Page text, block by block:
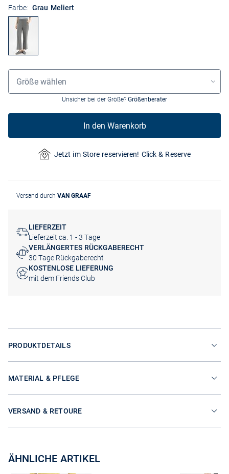
Farbe: Grau Meliert
Größenauswahl
Größe wählen
Unsicher bei der Größe? Größenberater
In den Warenkorb
Jetzt im Store reservieren! Click & Reserve
Versand durch VAN GRAAF
LIEFERZEIT
Lieferzeit ca. 1 - 3 Tage
VERLÄNGERTES RÜCKGABERECHT
30 Tage Rückgaberecht
KOSTENLOSE LIEFERUNG
mit dem Friends Club
PRODUKTDETAILS
MATERIAL & PFLEGE
VERSAND & RETOURE
ÄHNLICHE ARTIKEL